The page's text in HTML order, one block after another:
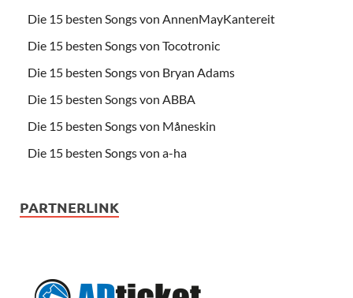
Die 15 besten Songs von AnnenMayKantereit
Die 15 besten Songs von Tocotronic
Die 15 besten Songs von Bryan Adams
Die 15 besten Songs von ABBA
Die 15 besten Songs von Måneskin
Die 15 besten Songs von a-ha
PARTNERLINK